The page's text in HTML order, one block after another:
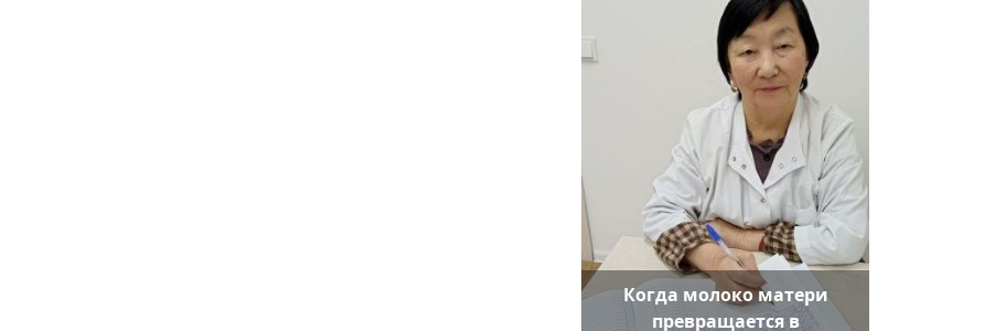
Когда молоко матери
превращается в